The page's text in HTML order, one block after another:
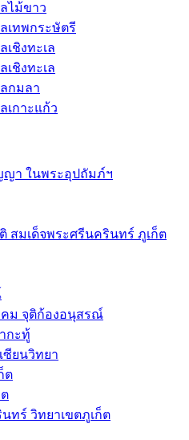
ไม้ขาว
เทพกระษัตรี
ชิงทะเล
ชิงทะเล
กมลา
เกาะแก้ว
ญา ในพระอุปถัมภ์ฯ
สมเด็จพระศรีนครินทร์ ภูเก็ต
คม จุติก้องอนุสรณ์
กะทู้
ซียนวิทยา
ต
ทร์ วิทยาเขตภูเก็ต